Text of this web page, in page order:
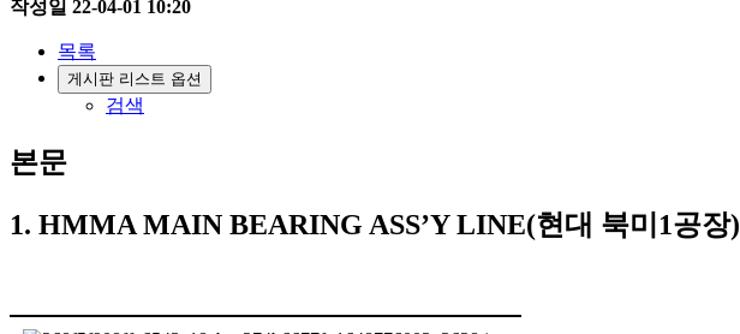
작성일 22-04-01 10:20
목록
게시판 리스트 옵션
검색
본문
1. HMMA MAIN BEARING ASS’Y LINE(현대 북미1공장)